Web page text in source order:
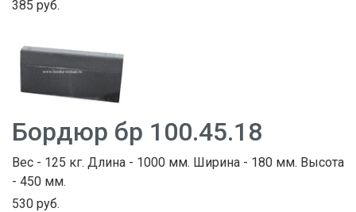
385 руб.
Бордюр бр 100.45.18
Вес - 125 кг. Длина - 1000 мм. Ширина - 180 мм. Высота
- 450 мм.
530 руб.